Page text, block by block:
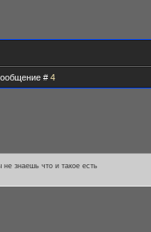
# 4
знаешь что и такое есть